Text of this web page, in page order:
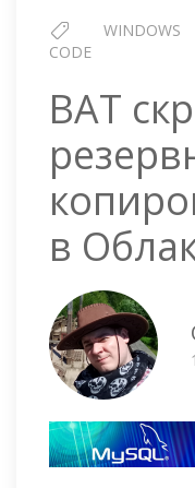
WINDOWS
CODE
BAT
в